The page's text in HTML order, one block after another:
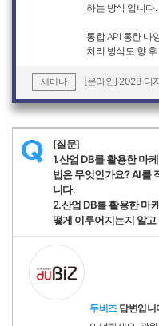
하는 방식 입니다.
통합 API 통한 다
처리 방식도 향
세미나 [온라인] 2023 디
Q
[질문]
1.산업 DB를 활용한 마
법은 무엇인가요? AI를
니다.
2.산업 DB를 활용한 마
떻게 이루어지는지 알
두비즈답변입니